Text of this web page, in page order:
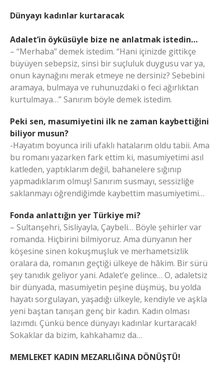
Dünyayı kadınlar kurtaracak
Adalet’in öyküsüyle bize ne anlatmak istedin…
– “Merhaba” demek istedim. “Hani içinizde gittikçe
büyüyen sebepsiz, sinsi bir suçluluk duygusu var ya,
onun kaynağını merak etmeye ne dersiniz? Sebebini
aramaya, bulmaya ve ruhunuzdaki o feci ağırlıktan
kurtulmaya…” Sanırım böyle demek istedim.
Peki sen, masumiyetini ilk ne zaman kaybettiğini
biliyor musun?
-Hayatım boyunca irili ufaklı hatalarım oldu tabii. Ama
bu romanı yazarken fark ettim ki, masumiyetimi asıl
katleden, yaptıklarım değil, bahanelere sığınıp
yapmadıklarım olmuş! Sanırım susmayı, sessizliğe
saklanmayı öğrendiğimde kaybettim masumiyetimi…
Fonda anlattığın yer Türkiye mi?
– Sultanşehri, Sisliyayla, Çaybeli… Böyle şehirler var
romanda. Hiçbirini bilmiyoruz. Ama dünyanın her
köşesine sinen kokuşmuşluk ve merhametsizlik
oralara da, romanın geçtiği ülkeye de hâkim. Bir sürü
şey tanıdık geliyor yani. Adalet’e gelince… O, adaletsiz
bir dünyada, masumiyetin peşine düşmüş, bu yolda
hayatı sorgulayan, yaşadığı ülkeyle, kendiyle ve aşkla
yeni baştan tanışan genç bir kadın. Kadın olması
lazımdı. Çünkü bence dünyayı kadınlar kurtaracak!
Sokaklar da bizim, kahkahamız da…
MEMLEKET KADIN MEZARLIĞINA DÖNÜŞTÜ!